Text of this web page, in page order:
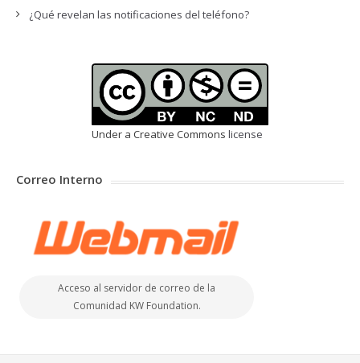
¿Qué revelan las notificaciones del teléfono?
Under a Creative Commons license
Correo Interno
Acceso al servidor de correo de la
Comunidad KW Foundation.